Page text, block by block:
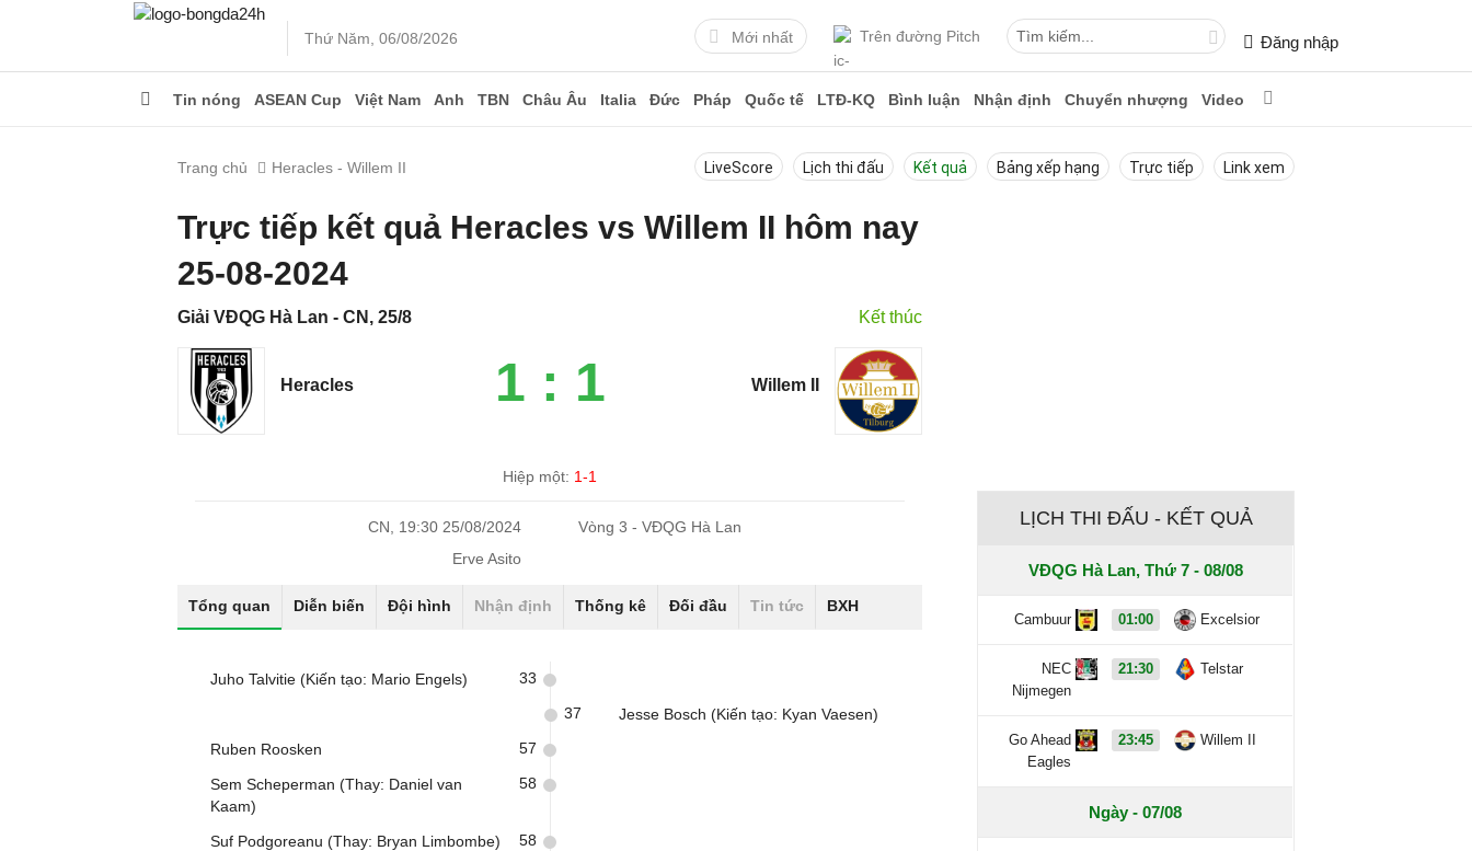
Thứ Năm, 06/08/2026 Mới nhất Trên đường Pitch Đăng nhập
Tin nóng ASEAN Cup Việt Nam Anh TBN Châu Âu Italia Đức Pháp Quốc tế LTĐ-KQ Bình luận Nhận định Chuyển nhượng Video
Trang chủ Heracles - Willem II LiveScore Lịch thi đấu Kết quả Bảng xếp hạng Trực tiếp Link xem
Trực tiếp kết quả Heracles vs Willem II hôm nay
25-08-2024
Giải VĐQG Hà Lan - CN, 25/8 Kết thúc
Heracles 1 : 1 Willem II
Hiệp một: 1-1
CN, 19:30 25/08/2024
Vòng 3 - VĐQG Hà Lan
Erve Asito
Tổng quan Diễn biến Đội hình Nhận định Thống kê Đối đầu Tin tức BXH
Juho Talvitie (Kiến tạo: Mario Engels) 33
Jesse Bosch (Kiến tạo: Kyan Vaesen)
37
Ruben Roosken 57
Sem Scheperman (Thay: Daniel van
Kaam)
58
Suf Podgoreanu (Thay: Bryan Limbombe) 58
LỊCH THI ĐẤU - KẾT QUẢ
VĐQG Hà Lan, Thứ 7 - 08/08
Cambuur 01:00 Excelsior
NEC
Nijmegen
21:30 Telstar
Go Ahead
Eagles
23:45 Willem II
Ngày - 07/08